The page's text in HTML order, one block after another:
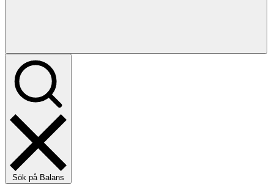
Sök på Balans